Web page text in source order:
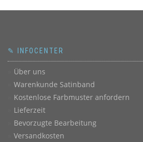
✎ INFOCENTER
Über uns
Warenkunde Satinband
Kostenlose Farbmuster anfordern
Lieferzeit
Bevorzugte Bearbeitung
Versandkosten